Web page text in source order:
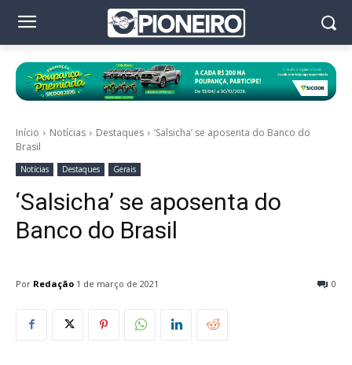
Início Notícias Destaques
‘Salsicha’ se aposenta do Banco do
Brasil
Notícias Destaques Gerais
‘Salsicha’ se aposenta do
Banco do Brasil
Por Redação 0
1 de março de 2021